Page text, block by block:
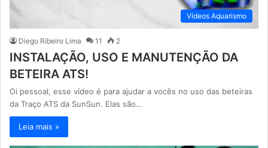
Vídeos Aquarismo
Diego Ribeiro Lima 11 2
INSTALAÇÃO, USO E MANUTENÇÃO DA
BETEIRA ATS!
Oi pessoal, esse vídeo é para ajudar a vocês no uso das beteiras
da Traço ATS da SunSun. Elas são…
Leia mais »